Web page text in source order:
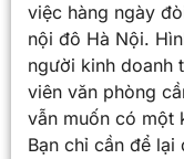
việc hàng ngày
nội đô Hà Nội.
người kinh doanh
viên văn phòng
vẫn muốn có một
Bạn chỉ cần để